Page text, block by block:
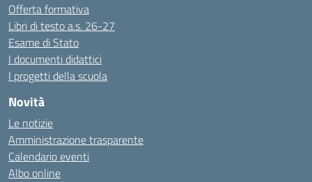
Offerta formativa
Libri di testo a.s. 26-27
Esame di Stato
I documenti didattici
I progetti della scuola
Novità
Le notizie
Amministrazione trasparente
Calendario eventi
Albo online